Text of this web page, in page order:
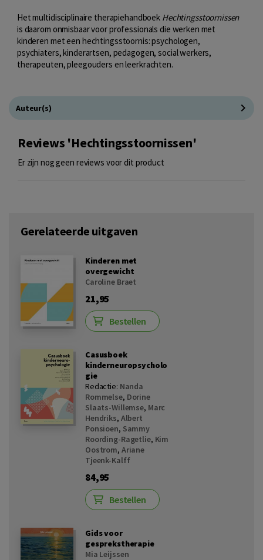
Het multidisciplinaire therapiehandboek Hechtingsstoornissen
is daarom onmisbaar voor professionals die werken met
kinderen met een hechtingsstoornis: psychologen,
psychiaters, kinderartsen, pedagogen, social werkers,
therapeuten, pleegouders en leerkrachten.
Auteur(s)
Reviews 'Hechtingsstoornissen'
Er zijn nog geen reviews voor dit product
Gerelateerde uitgaven
Kinderen met
overgewicht
Caroline Braet
21,95
Bestellen
Casusboek
kinderneuropsycholo
gie
Redactie: Nanda
Rommelse, Dorine
Slaats-Willemse, Marc
Hendriks, Albert
Ponsioen, Sammy
Roording-Ragetlie, Kim
Oostrom, Ariane
Tjeenk-Kalff
84,95
Bestellen
Gids voor
gesprekstherapie
Mia Leijssen